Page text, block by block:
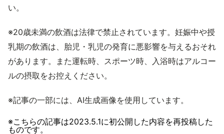
い。
※20歳未満の飲酒は法律で禁止されています。妊娠中や授
乳期の飲酒は、胎児・乳児の発育に悪影響を与えるおそれ
があります。また運転時、スポーツ時、入浴時はアルコー
ルの摂取をお控えください。
※記事の一部には、AI生成画像を使用しています。
※こちらの記事は2023.5.1に初公開した内容を再投稿した
ものです。